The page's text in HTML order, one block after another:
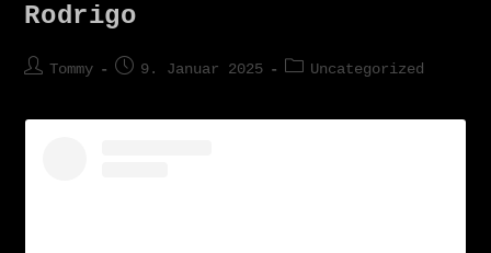
Rodrigo
Tommy 9. Januar 2025 Uncategorized